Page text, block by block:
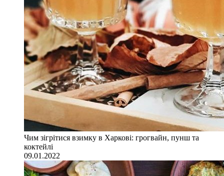
Чим зігрітися взимку в Харкові: грогвайн, пунш та
коктейлі
09.01.2022